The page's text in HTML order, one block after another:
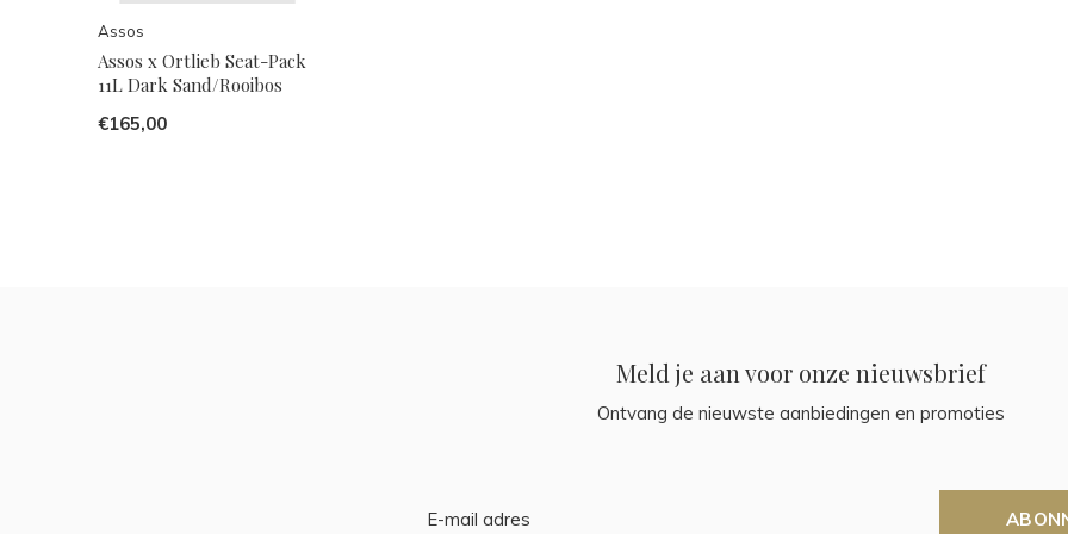
Assos
Assos x Ortlieb Seat-Pack
11L Dark Sand/Rooibos
€165,00
Meld je aan voor onze nieuwsbrief
Ontvang de nieuwste aanbiedingen en promoties